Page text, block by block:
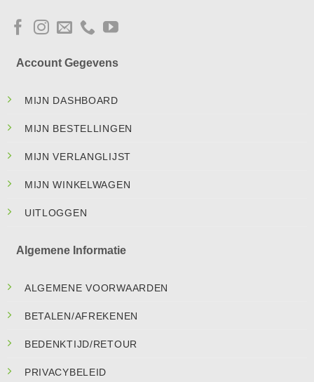
Account Gegevens
MIJN DASHBOARD
MIJN BESTELLINGEN
MIJN VERLANGLIJST
MIJN WINKELWAGEN
UITLOGGEN
Algemene Informatie
ALGEMENE VOORWAARDEN
BETALEN/AFREKENEN
BEDENKTIJD/RETOUR
PRIVACYBELEID